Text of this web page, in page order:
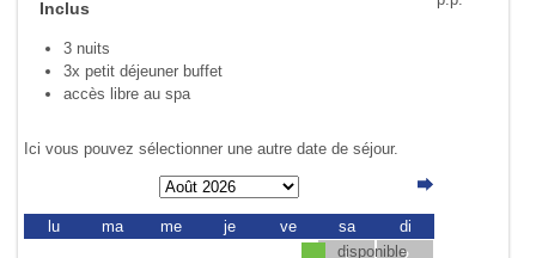
Inclus
3 nuits
3x petit déjeuner buffet
accès libre au spa
Ici vous pouvez sélectionner une autre date de séjour.
lu ma me je ve sa
di
disponible